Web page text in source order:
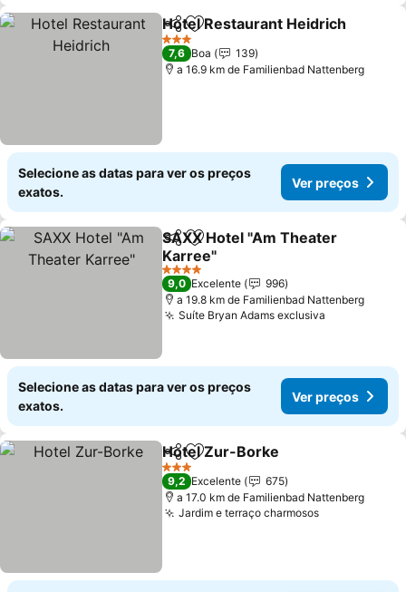
PartilharAdicionar aos favoritos
Hotel Restaurant Heidrich
3 Estrelas
7,6 Boa
139
a 16.9 km de Familienbad Nattenberg
Selecione as datas para ver os preços
exatos.
Ver preços
PartilharAdicionar aos favoritos
SAXX Hotel "Am Theater
Karree"
Ver preços
4 Estrelas
9,0 Excelente
996
a 19.8 km de Familienbad Nattenberg
Suíte Bryan Adams exclusiva
Selecione as datas para ver os preços
exatos.
Ver preços
PartilharAdicionar aos favoritos
Hotel Zur-Borke
3 Estrelas
9,2 Excelente
675
a 17.0 km de Familienbad Nattenberg
Jardim e terraço charmososVer preços